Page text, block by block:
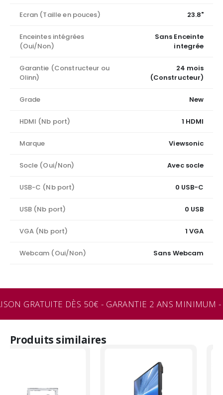
Ecran (Taille en pouces) 23.8"
Enceintes intégrées
(Oui/Non)
Sans Enceinte
integrée
Garantie (Constructeur ou
Olinn)
24 mois
(Constructeur)
Grade New
HDMI (Nb port) 1 HDMI
Marque Viewsonic
Socle (Oui/Non) Avec socle
USB-C (Nb port) 0 USB-C
USB (Nb port) 0 USB
VGA (Nb port) 1 VGA
Webcam (Oui/Non) Sans Webcam
GRATUITE DÈS 50€ - GARANTIE 2 ANS MINIMUM
Produits similaires